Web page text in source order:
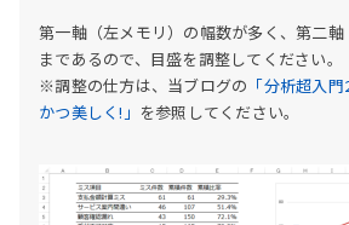
第一軸（左メモリ）の幅数が多く、第二
まであるので、目盛を調整してください。
※調整の仕方は、当ブログの 「分析超入
かつ美しく!」 を参照してください。